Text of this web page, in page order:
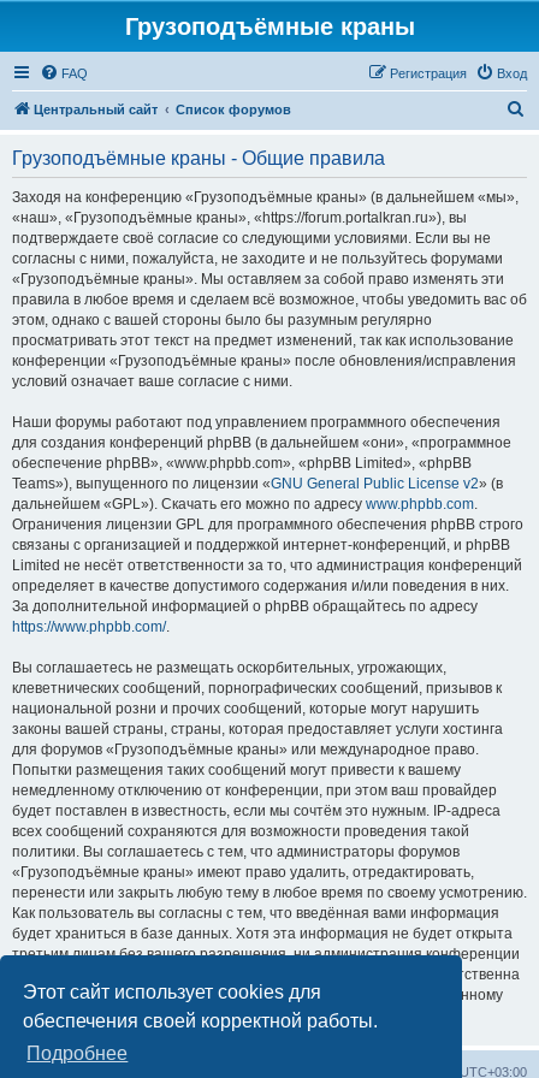
Этот сайт использует cookies для
обеспечения своей корректной работы.
Подробнее
Грузоподъёмные краны
FAQ Вход
Регистрация
Центральный сайт Список форумов
Грузоподъёмные краны - Общие правила
Заходя на конференцию «Грузоподъёмные краны» (в дальнейшем «мы»,
«наш», «Грузоподъёмные краны», «https://forum.portalkran.ru»), вы
подтверждаете своё согласие со следующими условиями. Если вы не
согласны с ними, пожалуйста, не заходите и не пользуйтесь форумами
«Грузоподъёмные краны». Мы оставляем за собой право изменять эти
правила в любое время и сделаем всё возможное, чтобы уведомить вас об
этом, однако с вашей стороны было бы разумным регулярно
просматривать этот текст на предмет изменений, так как использование
конференции «Грузоподъёмные краны» после обновления/исправления
условий означает ваше согласие с ними.
Наши форумы работают под управлением программного обеспечения
для создания конференций phpBB (в дальнейшем «они», «программное
обеспечение phpBB», «www.phpbb.com», «phpBB Limited», «phpBB
Teams»), выпущенного по лицензии «GNU General Public License v2» (в
дальнейшем «GPL»). Скачать его можно по адресу www.phpbb.com.
Ограничения лицензии GPL для программного обеспечения phpBB строго
связаны с организацией и поддержкой интернет-конференций, и phpBB
Limited не несёт ответственности за то, что администрация конференций
определяет в качестве допустимого содержания и/или поведения в них.
За дополнительной информацией о phpBB обращайтесь по адресу
https://www.phpbb.com/.
Вы соглашаетесь не размещать оскорбительных, угрожающих,
клеветнических сообщений, порнографических сообщений, призывов к
национальной розни и прочих сообщений, которые могут нарушить
законы вашей страны, страны, которая предоставляет услуги хостинга
для форумов «Грузоподъёмные краны» или международное право.
Попытки размещения таких сообщений могут привести к вашему
немедленному отключению от конференции, при этом ваш провайдер
будет поставлен в известность, если мы сочтём это нужным. IP-адреса
всех сообщений сохраняются для возможности проведения такой
политики. Вы соглашаетесь с тем, что администраторы форумов
«Грузоподъёмные краны» имеют право удалить, отредактировать,
перенести или закрыть любую тему в любое время по своему усмотрению.
Как пользователь вы согласны с тем, что введённая вами информация
будет храниться в базе данных. Хотя эта информация не будет открыта
третьим лицам без вашего разрешения, ни администрация конференции
«Грузоподъёмные краны», ни phpBB Limited не может быть ответственна
за действия хакеров, которые могут привести к несанкционированному
доступу к ней.
UTC+03:00